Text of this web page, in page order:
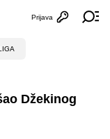
Otvori
Prijava
Džekinog